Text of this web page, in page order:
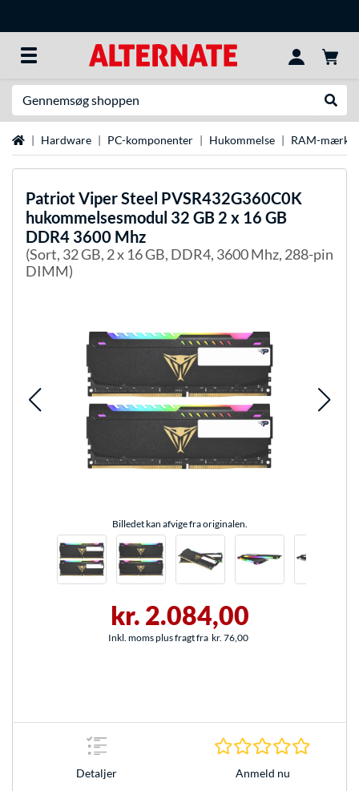
StartsideHardware PC-komponenter Hukommelse RAM-mærker
PatriotViper Steel PVSR432G360C0K
hukommelsesmodul 32 GB 2 x 16 GB
DDR4 3600 Mhz
(Sort, 32 GB, 2 x 16 GB, DDR4, 3600 Mhz, 288-pin
DIMM)
Billedet kan afvige fra originalen.
kr. 2.084,00
Inkl. moms plus fragt fra kr. 76,00
Detaljer Anmeld nu